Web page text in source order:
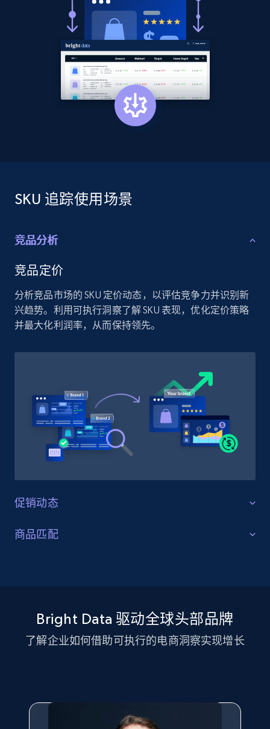
SKU 追踪使用场景
竞品分析
竞品定价
分析竞品市场的 SKU 定价动态，以评估竞争力并识别新
兴趋势。利用可执行洞察了解 SKU 表现，优化定价策略
并最大化利润率，从而保持领先。
促销动态
优化销量
商品匹配
齐，保持跨平台数据一致且准确。
Bright Data 驱动全球头部品牌
了解企业如何借助可执行的电商洞察实现增长